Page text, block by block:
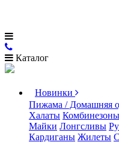
Каталог
Новинки
Пижама / Домашняя
Халаты Комбинезоны
Майки Лонгсливы
Кардиганы Жилеты